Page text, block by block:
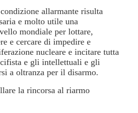
allarmante risulta
e molto utile una
mondiale per lottare,
e cercare di impedire e
nucleare e incitare tutta
e gli intellettuali e gli
a oltranza per il disarmo.
la rincorsa al riarmo